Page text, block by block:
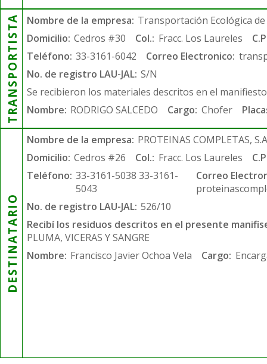
TRANSPORTISTA Nombre de la empresa: Transportación Ecológica de
Domicilio: Cedros #30 Col.: Fracc. Los Laureles
Teléfono: 33-3161-6042 Correo Electronico:
No. de registro LAU-JAL: S/N
Se recibieron los materiales descritos en el
Nombre: RODRIGO SALCEDO Cargo: Chofer
DESTINATARIO
Nombre de la empresa: PROTEINAS COMPLETAS,
Domicilio: Cedros #26 Col.: Fracc. Los Laureles
Teléfono: 33-3161-5038 33-3161-
5043
Correo
No. de registro LAU-JAL: 526/10
Recibí los residuos descritos en el presente
PLUMA, VICERAS Y SANGRE
Nombre: Francisco Javier Ochoa Vela Cargo: